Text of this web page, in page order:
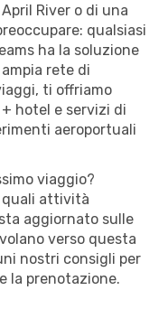
River o di una
qualsiasi
ha la soluzione
rete di
ti offriamo
hotel e servizi di
aeroportuali
viaggio?
quali attività
aggiornato sulle
verso questa
nostri consigli per
la prenotazione.